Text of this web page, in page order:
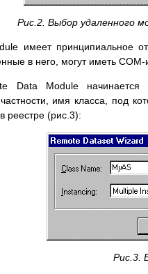
Рис.2. Выбор удаленного
имеет принципиальное
в него, могут иметь COM-
Data Module
имя класса, под
реестре (рис.3):
Рис.3.